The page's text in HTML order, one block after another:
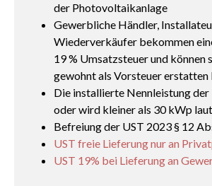
der Photovoltaikanlage
Gewerbliche Händler,
Wiederverkäufer bekommen
19 % Umsatzsteuer und können
gewohnt als Vorsteuer erstatten
Die installierte Nennleistung
oder wird kleiner als 30 kWp
Befreiung der UST 2023 § 12
UST freie Lieferung nur an
UST 19% bei Lieferung an